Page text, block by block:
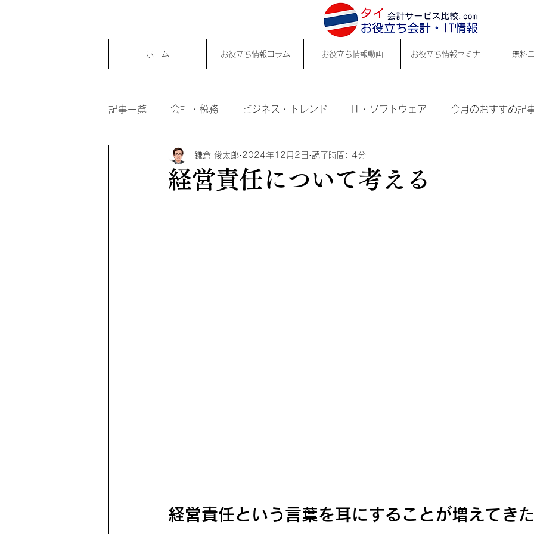
ホーム お役立ち情報コラム お役立ち情報動画 お役立ち情報セミナー 無料
記事一覧 会計・税務 ビジネス・トレンド IT・ソフトウェア 今月のおすすめ記
経営責任について考える
鎌倉 俊太郎 2024年12月2日 読了時間: 4分
経営責任という言葉を耳にすることが増えてき